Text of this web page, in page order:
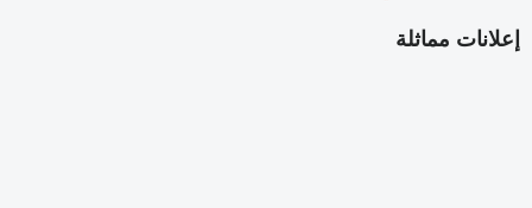
إعلانات مماثلة